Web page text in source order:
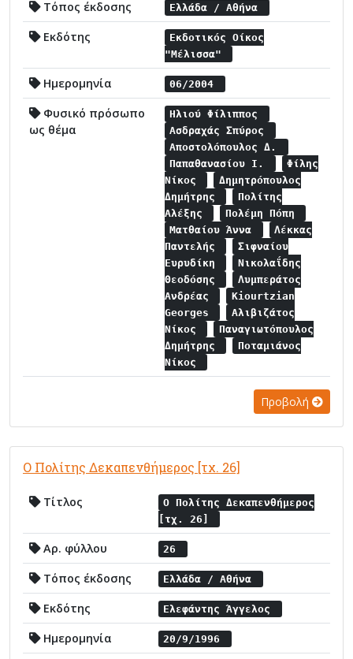
Τόπος έκδοσης Ελλάδα / Αθήνα
Εκδότης
Εκδοτικός Οίκος
"Μέλισσα"
Ημερομηνία 06/2004
Φυσικό πρόσωπο
ως θέμα
Ηλιού Φίλιππος
Ασδραχάς Σπύρος
Αποστολόπουλος Δ.
Παπαθανασίου Ι.
Φίλης
Νίκος
Δημητρόπουλος
Δημήτρης
Πολίτης
Αλέξης
Πολέμη Πόπη
Ματθαίου Άννα
Λέκκας
Παντελής
Σιφναίου
Ευρυδίκη
Νικολαΐδης
Θεοδόσης
Λυμπεράτος
Ανδρέας
Kiourtzian
Georges
Αλιβιζάτος
Νίκος
Παναγιωτόπουλος
Δημήτρης
Ποταμιάνος
Νίκος
Προβολή
Ο Πολίτης Δεκαπενθήμερος [τχ. 26]
Τίτλος
Ο Πολίτης Δεκαπενθήμερος
[τχ. 26]
Αρ. φύλλου 26
Τόπος έκδοσης Ελλάδα / Αθήνα
Εκδότης Ελεφάντης Άγγελος
Ημερομηνία 20/9/1996